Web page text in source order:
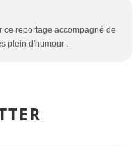
ce reportage accompagné de
plein d'humour .